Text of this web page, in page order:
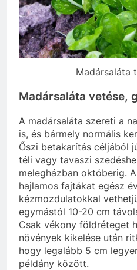
Madársaláta
Madársaláta vetése,
A madársaláta szereti a
is, és bármely normális
Őszi betakarítás céljából
téli vagy tavaszi
melegházban októberig.
hajlamos fajtákat egész
kézmozdulatokkal
egymástól 10-20 cm
Csak vékony földréteget
növények kikelése után
hogy legalább 5 cm
példány között.